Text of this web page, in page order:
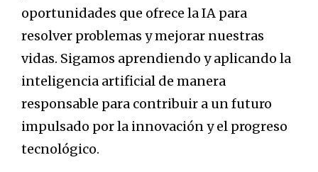
oportunidades que ofrece la IA para
resolver problemas y mejorar nuestras
vidas. Sigamos aprendiendo y aplicando la
inteligencia artificial de manera
responsable para contribuir a un futuro
impulsado por la innovación y el progreso
tecnológico.